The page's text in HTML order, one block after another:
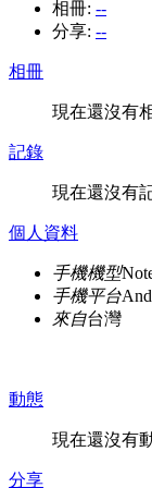
相冊: --
分享: --
相冊
現在還沒有
記錄
現在還沒有
個人資料
手機機型
手機平台
來自台灣
動態
現在還沒有
分享